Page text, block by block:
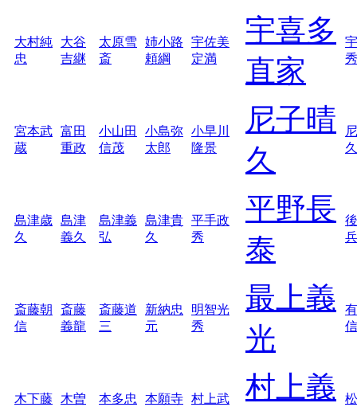
大村純
忠
大谷
吉継
太原雪
斎
姉小路
頼綱
宇佐美
定満
宇喜多
直家
宮本武
蔵
富田
重政
小山田
信茂
小島弥
太郎
小早川
隆景
尼子晴
久
久
島津歳
久
島津
義久
島津義
弘
島津貴
久
平手政
秀
平野長
泰
斎藤朝
信
斎藤
義龍
斎藤道
三
新納忠
元
明智光
秀
最上義
光
信
木下藤 木曽
本多忠
本願寺 村上武
村上義